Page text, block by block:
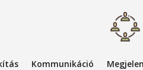
Kommunikáció